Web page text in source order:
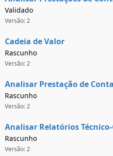
Validado
Versão: 2
Cadeia de Valor
Rascunho
Versão: 2
Analisar Prestação de
Rascunho
Versão: 2
Analisar Relatórios
Rascunho
Versão: 2